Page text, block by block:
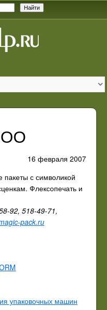
16 февраля 2007
с символикой
Флексопечать и
92, 518-49-71,
pack.ru
упаковочных машин